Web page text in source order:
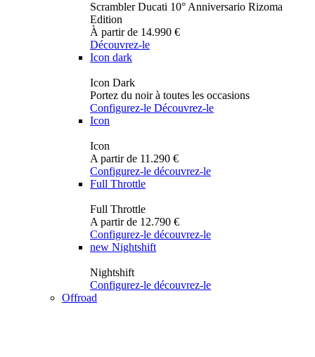
Scrambler Ducati 10° Anniversario Rizoma
Edition
À partir de 14.990 €
Découvrez-le
Icon dark
Icon Dark
Portez du noir à toutes les occasions
Configurez-le Découvrez-le
Icon
Icon
A partir de 11.290 €
Configurez-le découvrez-le
Full Throttle
Full Throttle
A partir de 12.790 €
Configurez-le découvrez-le
new Nightshift
Nightshift
Configurez-le découvrez-le
Offroad